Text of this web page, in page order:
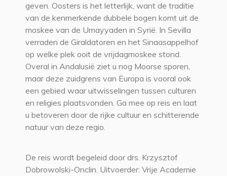
geven. Oosters is het letterlijk, want de traditie
van de kenmerkende dubbele bogen komt uit de
moskee van de Umayyaden in Syrië. In Sevilla
verraden de Giraldatoren en het Sinaasappelhof
op welke plek ooit de vrijdagmoskee stond.
Overal in Andalusië ziet u nog Moorse sporen,
maar deze zuidgrens van Europa is vooral ook
een gebied waar uitwisselingen tussen culturen
en religies plaatsvonden. Ga mee op reis en laat
u betoveren door de rijke cultuur en schitterende
natuur van deze regio.
De reis wordt begeleid door drs. Krzysztof
Dobrowolski-Onclin. Uitvoerder: Vrije Academie